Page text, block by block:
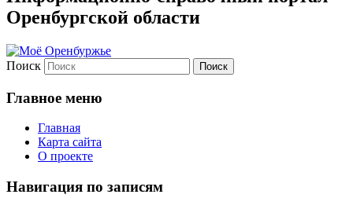
Оренбургской области
Поиск
Главное меню
Главная
Карта сайта
О проекте
Навигация по записям